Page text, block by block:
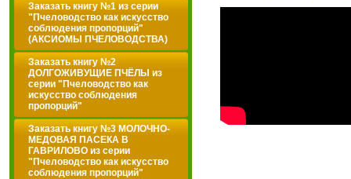
Заказать книгу №1 из серии
"Пчеловодство как искусство
соблюдения пропорций"
(АКСИОМЫ ПЧЕЛОВОДСТВА)
Заказать книгу №2
ДОЛГОЖИВУЩИЕ ПЧЁЛЫ из
серии "Пчеловодство как
искусство соблюдения
пропорций"
Заказать книгу №3 МОЛОЧНО-
МЕДОВАЯ ПАСЕКА В
ГАВРИЛОВО из серии
"Пчеловодство как искусство
соблюдения пропорций"